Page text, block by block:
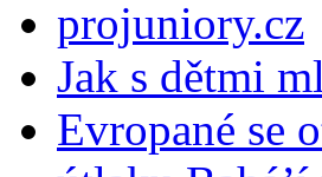
projuniory.cz
Jak s dětmi
Evropané se